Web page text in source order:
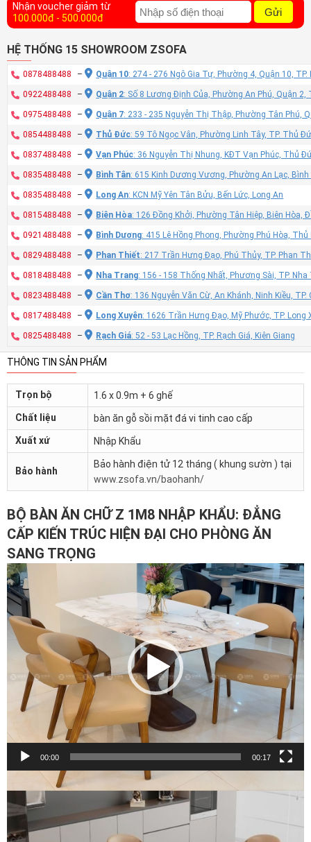
Nhận voucher giảm từ
100.000đ - 500.000đ
Gửi
HỆ THỐNG 15 SHOWROOM ZSOFA
0878488488 – Quận 10: 274 - 276 Ngô Gia Tự, Phường 4, Quận 10, TP.
0922488488 – Quận 2: Số 8 Lương Định Của, Phường An Phú, Quận 2,
0975488488 – Quận 7: 233 - 235 Nguyễn Thị Thập, Phường Tân Phú,
0854488488 – Thủ Đức: 59 Tô Ngọc Vân, Phường Linh Tây, TP. Thủ
0837488488 – Vạn Phúc: 36 Nguyễn Thị Nhung, KĐT Vạn Phúc, Thủ
0835488488 – Bình Tân: 615 Kinh Dương Vương, Phường An Lạc, Bình
0835488488 – Long An: KCN Mỹ Yên Tân Bửu, Bến Lức, Long An
0815488488 – Biên Hòa: 126 Đồng Khởi, Phường Tân Hiệp, Biên Hòa,
0921488488 – Bình Dương: 415 Lê Hồng Phong, Phường Phú Hòa,
0829488488 – Phan Thiết: 217 Trần Hưng Đạo, Phú Thủy, TP. Phan
0818488488 – Nha Trang: 156 - 158 Thống Nhất, Phương Sài, TP.
0823488488 – Cần Thơ: 136 Nguyễn Văn Cừ, An Khánh, Ninh Kiều,
0817488488 – Long Xuyên: 1626 Trần Hưng Đạo, Mỹ Phước, TP. Long
0825488488 – Rạch Giá: 52 - 53 Lạc Hồng, TP. Rạch Giá, Kiên Giang
THÔNG TIN SẢN PHẨM
Trọn bộ
1.6 x 0.9m + 6 ghế
Chất liệu
bàn ăn gỗ sồi mặt đá vi tinh cao cấp
Xuất xứ
Nhập Khẩu
Bảo hành
Bảo hành điện tử 12 tháng ( khung sườn ) tại
www.zsofa.vn/baohanh/
BỘ BÀN ĂN CHỮ Z 1M8 NHẬP KHẨU: ĐẲNG
CẤP KIẾN TRÚC HIỆN ĐẠI CHO PHÒNG ĂN
SANG TRỌNG
Trình
chơi
Video
00:00 00:17